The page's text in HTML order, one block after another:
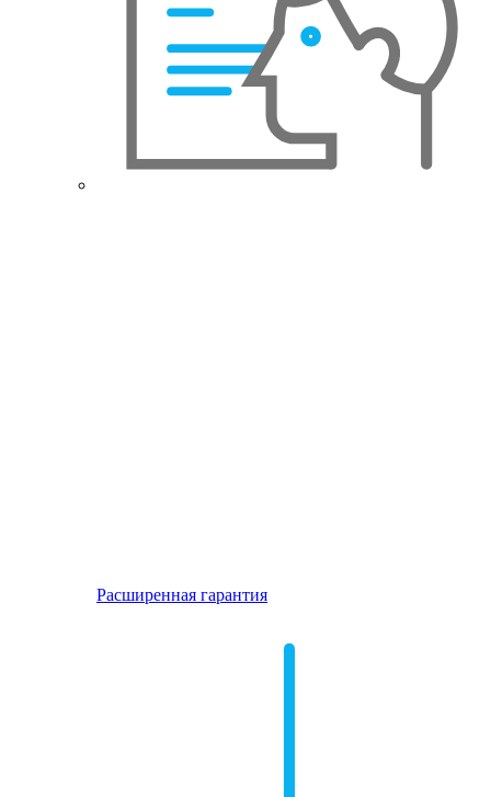
Расширенная гарантия